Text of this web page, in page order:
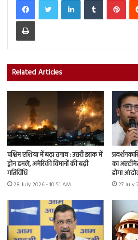
Print
Related Articles
पश्चिम एशिया में बढ़ा तनाव : उत्तरी इराक में
ड्रोन हमले, अमेरिकी विमानों की बढ़ी
गतिविधि
28 July 2026 - 10:51 AM
का
होगा
27 July